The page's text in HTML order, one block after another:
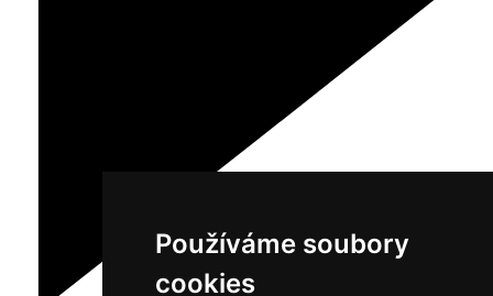
Používáme soubory
cookies